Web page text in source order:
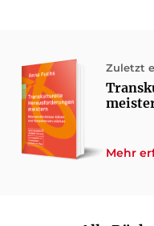
Zuletzt
Mehr